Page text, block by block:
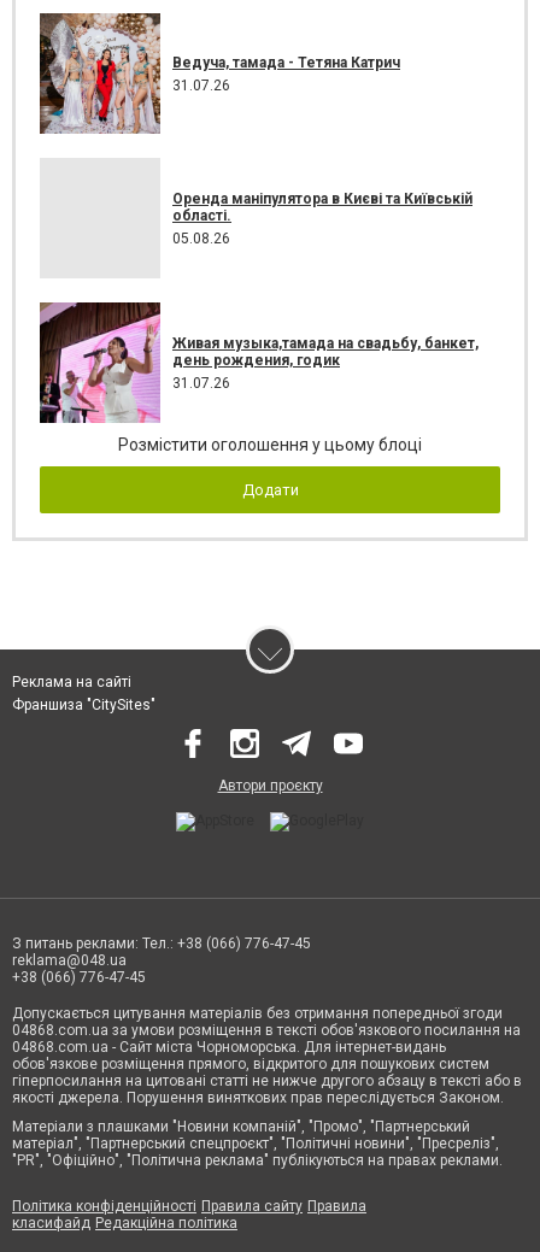
Ведуча, тамада - Тетяна Катрич
31.07.26
Оренда маніпулятора в Києві та Київській
області.
05.08.26
Живая музыка,тамада на свадьбу, банкет,
день рождения, годик
31.07.26
Розмістити оголошення у цьому блоці
Додати
Реклама на сайті
Франшиза "CitySites"
Автори проєкту
З питань реклами: Тел.: +38 (066) 776-47-45
reklama@048.ua
+38 (066) 776-47-45
Допускається цитування матеріалів без отримання попередньої згоди
04868.com.ua за умови розміщення в тексті обов'язкового посилання на
04868.com.ua - Сайт міста Чорноморська. Для інтернет-видань
обов'язкове розміщення прямого, відкритого для пошукових систем
гіперпосилання на цитовані статті не нижче другого абзацу в тексті або в
якості джерела. Порушення виняткових прав переслідується Законом.
Матеріали з плашками "Новини компаній", "Промо", "Партнерський
матеріал", "Партнерський спецпроєкт", "Політичні новини", "Пресреліз",
"PR", "Офіційно", "Політична реклама" публікуються на правах реклами.
Політика конфіденційності Правила сайту Правила
класифайд Редакційна політика